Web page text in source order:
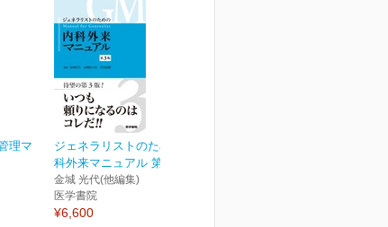
理マ
ジェネラリストのための内
科外来マニュアル 第3版
金城 光代(他編集)
医学書院
¥6,600